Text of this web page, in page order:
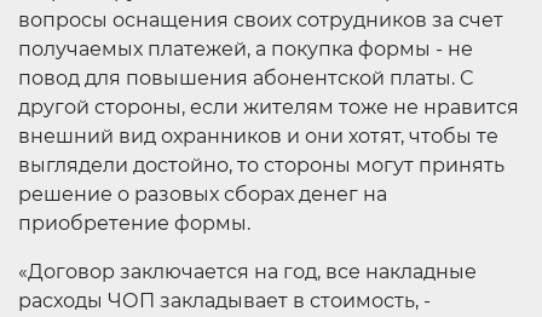
вопросы оснащения своих сотрудников за счет
получаемых платежей, а покупка формы - не
повод для повышения абонентской платы. С
другой стороны, если жителям тоже не нравится
внешний вид охранников и они хотят, чтобы те
выглядели достойно, то стороны могут принять
решение о разовых сборах денег на
приобретение формы.
«Договор заключается на год, все накладные
расходы ЧОП закладывает в стоимость, -